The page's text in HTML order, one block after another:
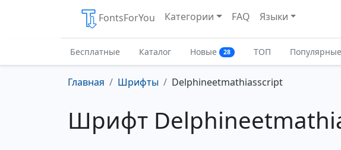
FontsForYou Категории FAQ Языки
Бесплатные Каталог Новые 28 ТОП Популярные
Главная Шрифты Delphineetmathiasscript
Шрифт